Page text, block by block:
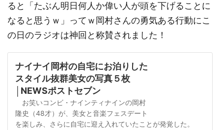
ると「たぶん明日何人か偉い人が頭を下げることに
なると思うｗ」ってｗ岡村さんの勇気ある行動にこ
の日のラジオは神回と称賛されました！
ナイナイ岡村の自宅にお泊りした
スタイル抜群美女の写真５枚
│NEWSポストセブン
お笑いコンビ・ナインティナインの岡村
隆史（48才）が、美女と音楽フェスデート
を楽しみ、さらに自宅に迎え入れていたことが発覚した。